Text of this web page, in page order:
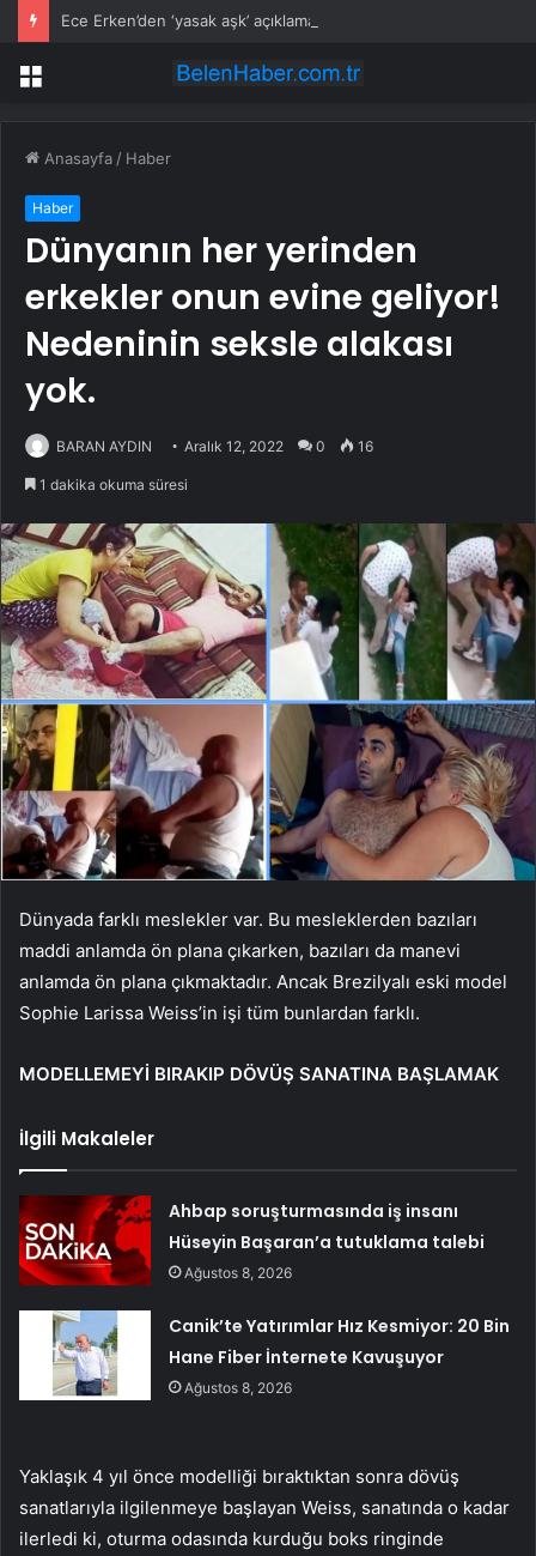
Menü
Anasayfa / Haber
Haber
Dünyanın her yerinden
erkekler onun evine geliyor!
Nedeninin seksle alakası
yok.
BARAN AYDIN Aralık 12, 2022 0 16
1 dakika okuma süresi
Dünyada farklı meslekler var. Bu mesleklerden bazıları
maddi anlamda ön plana çıkarken, bazıları da manevi
anlamda ön plana çıkmaktadır. Ancak Brezilyalı eski model
Sophie Larissa Weiss’in işi tüm bunlardan farklı.
MODELLEMEYİ BIRAKIP DÖVÜŞ SANATINA BAŞLAMAK
İlgili Makaleler
Ahbap soruşturmasında iş insanı
Hüseyin Başaran’a tutuklama talebi
Ağustos 8, 2026
Canik’te Yatırımlar Hız Kesmiyor: 20 Bin
Hane Fiber İnternete Kavuşuyor
Ağustos 8, 2026
Yaklaşık 4 yıl önce modelliği bıraktıktan sonra dövüş
sanatlarıyla ilgilenmeye başlayan Weiss, sanatında o kadar
ilerledi ki, oturma odasında kurduğu boks ringinde